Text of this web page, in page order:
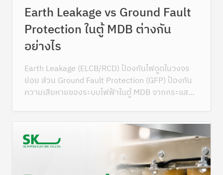
Earth Leakage vs Ground Fault
Protection ในตู้ MDB ต่างกัน
อย่างไร
Earth Leakage (ELCB/RCD) ป้องกันไฟดูดในวงจร
ย่อย ส่วน Ground Fault Protection (GFP) ป้องกัน
ความเสียหายของระบบไฟฟ้าในตู้ MDB จากกระแสรั่ว